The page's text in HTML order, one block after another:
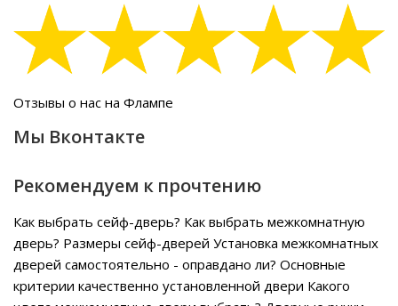
Отзывы о нас на Флампе
Мы Вконтакте
Рекомендуем к прочтению
Как выбрать сейф-дверь? Как выбрать межкомнатную
дверь? Размеры сейф-дверей Установка межкомнатных
дверей самостоятельно - оправдано ли? Основные
критерии качественно установленной двери Какого